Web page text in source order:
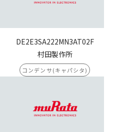
DE2E3SA222MN3AT02F
村田製作所
コンデンサ(キャパシタ)